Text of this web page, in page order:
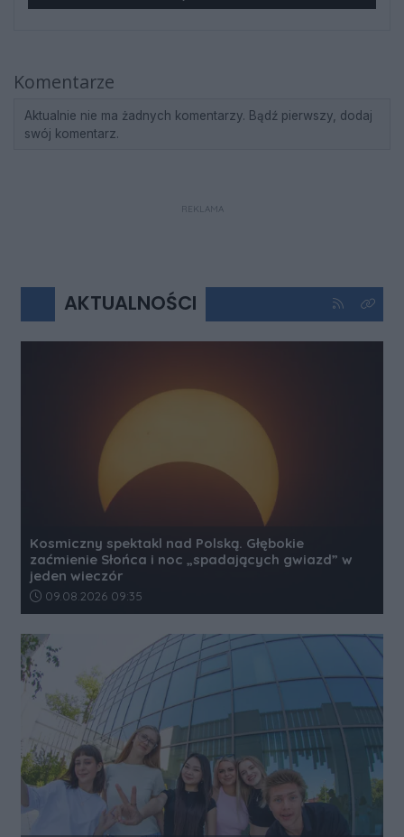
Komentarze
Aktualnie nie ma żadnych komentarzy. Bądź pierwszy, dodaj
swój komentarz.
REKLAMA
AKTUALNOŚCI Kliknij aby
Kliknij
Kosmiczny spektakl nad Polską. Głębokie
zaćmienie Słońca i noc „spadających gwiazd” w
jeden wieczór
Data dodania artykułu:
09.08.2026 09:35